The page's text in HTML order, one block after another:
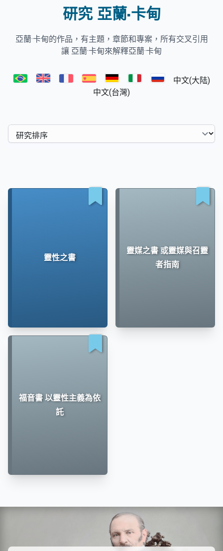
研究 亞蘭·卡甸
亞蘭·卡甸的作品，有主題，章節和專案，所有交叉引用
讓 亞蘭·卡甸來解釋亞蘭·卡甸
中文(大陆)
中文(台灣)
靈性之書
靈媒之書 或靈媒與召靈
者指南
福音書 以靈性主義為依
託